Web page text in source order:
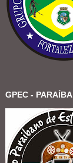
GPEC - PARAÍBA